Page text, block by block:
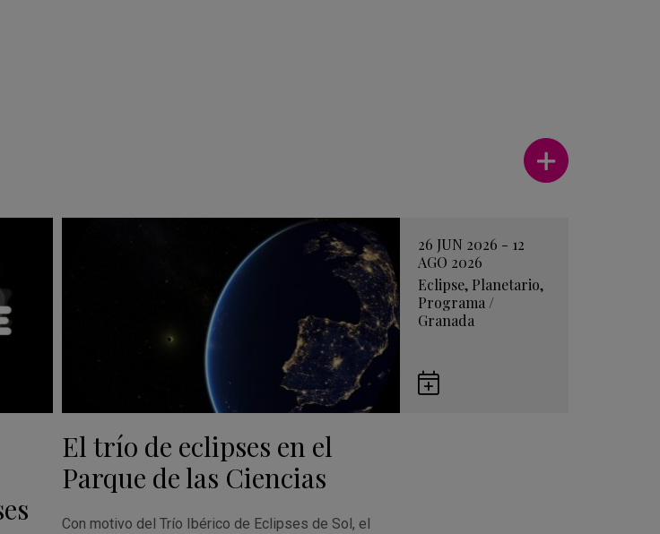
Ver más
26 JUN 2026 - 12
AGO 2026
Eclipse, Planetario,
Programa /
Granada
El trío de eclipses en el
Parque de las Ciencias
Con motivo del Trío Ibérico de Eclipses de Sol, el